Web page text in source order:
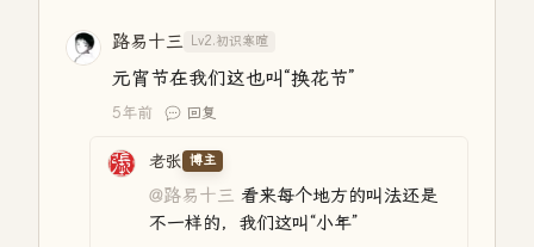
路易十三 Lv2.初识寒暄
元宵节在我们这也叫“换花节”
5年前 回复
老张 博主
@路易十三 看来每个地方的叫法还是
不一样的，我们这叫“小年”